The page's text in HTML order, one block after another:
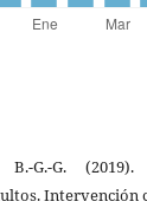
B.-G.-G.
Intervención